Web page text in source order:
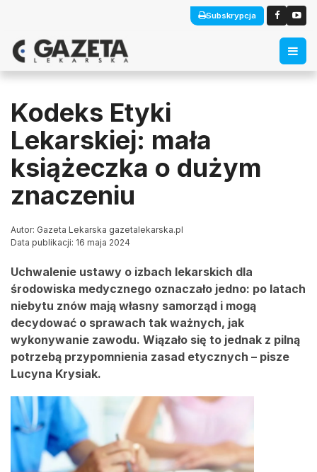
Subskrypcja
Kodeks Etyki
Lekarskiej: mała
książeczka o dużym
znaczeniu
Autor: Gazeta Lekarska gazetalekarska.pl
Data publikacji: 16 maja 2024
Uchwalenie ustawy o izbach lekarskich dla
środowiska medycznego oznaczało jedno: po latach
niebytu znów mają własny samorząd i mogą
decydować o sprawach tak ważnych, jak
wykonywanie zawodu. Wiązało się to jednak z pilną
potrzebą przypomnienia zasad etycznych – pisze
Lucyna Krysiak.